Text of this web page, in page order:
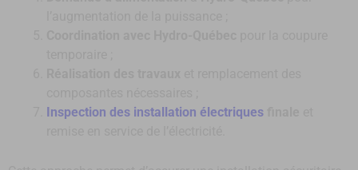
Inspection des installation électriques